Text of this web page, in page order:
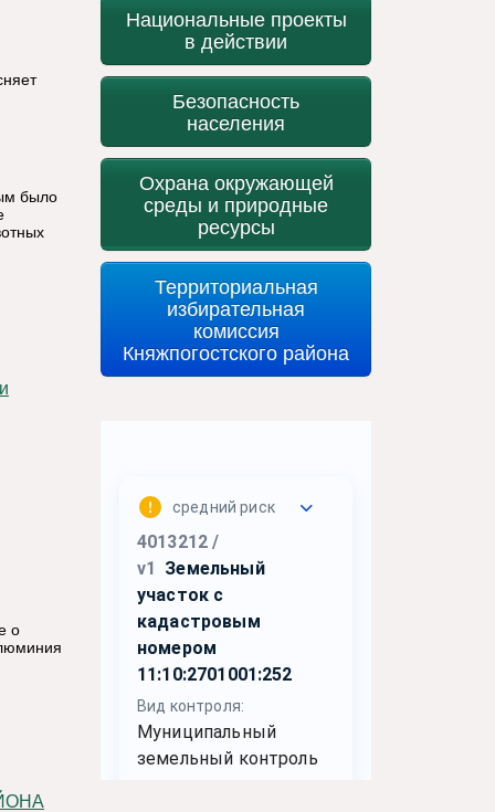
было
о
Национальные проекты
в действии
Безопасность
населения
Охрана окружающей
среды и природные
ресурсы
Территориальная
избирательная
комиссия
Княжпогостского района